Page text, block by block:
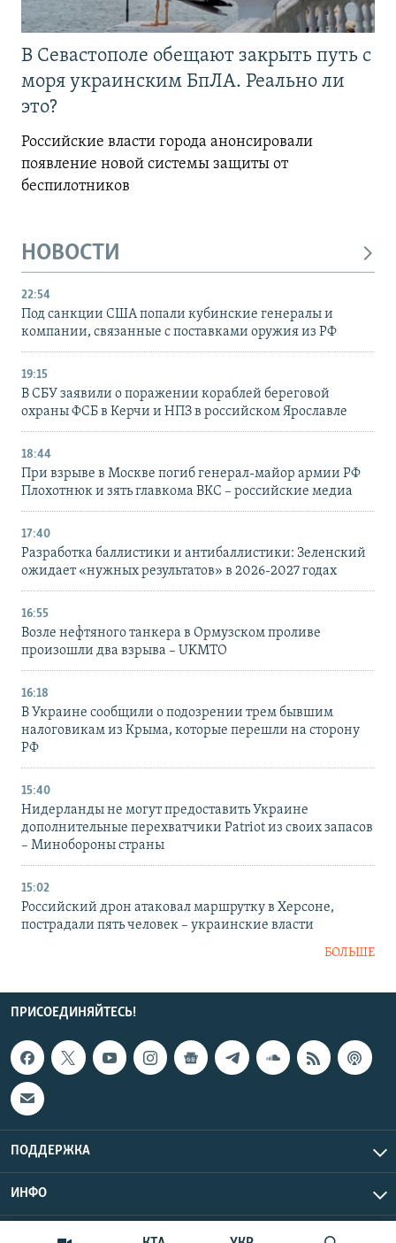
В Севастополе обещают закрыть путь с
моря украинским БпЛА. Реально ли
это?
Российские власти города анонсировали
появление новой системы защиты от
беспилотников
НОВОСТИ
22:54
Под санкции США попали кубинские генералы и
компании, связанные с поставками оружия из РФ
19:15
В СБУ заявили о поражении кораблей береговой
охраны ФСБ в Керчи и НПЗ в российском Ярославле
18:44
При взрыве в Москве погиб генерал-майор армии РФ
Плохотнюк и зять главкома ВКС – российские медиа
17:40
Разработка баллистики и антибаллистики: Зеленский
ожидает «нужных результатов» в 2026-2027 годах
16:55
Возле нефтяного танкера в Ормузском проливе
произошли два взрыва – UKMTO
16:18
В Украине сообщили о подозрении трем бывшим
налоговикам из Крыма, которые перешли на сторону
РФ
15:40
Нидерланды не могут предоставить Украине
дополнительные перехватчики Patriot из своих запасов
– Минобороны страны
15:02
Российский дрон атаковал маршрутку в Херсоне,
пострадали пять человек – украинские власти
БОЛЬШЕ
ПРИСОЕДИНЯЙТЕСЬ!
ПОДДЕРЖКА
ИНФО
Copyright Крым.Реалии, 2026 | Все права защищены.
UTC+3